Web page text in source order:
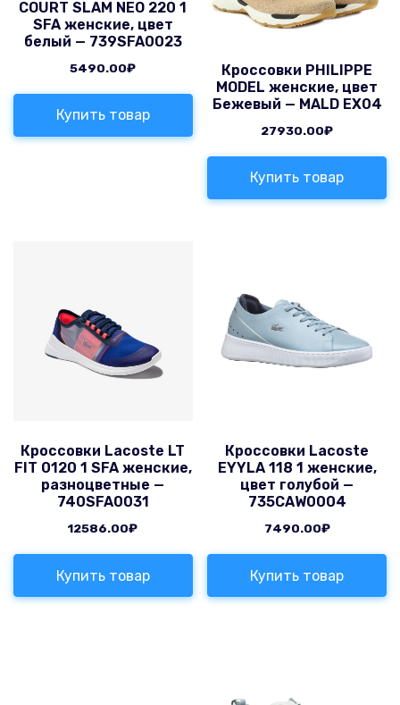
COURT SLAM NEO 220 1
SFA женские, цвет
белый — 739SFA0023
5490.00₽
Купить товар
Кроссовки PHILIPPE
MODEL женские, цвет
Бежевый — MALD EX04
27930.00₽
Купить товар
Кроссовки Lacoste LT
FIT 0120 1 SFA женские,
разноцветные —
740SFA0031
12586.00₽
Купить товар
Кроссовки Lacoste
EYYLA 118 1 женские,
цвет голубой —
735CAW0004
7490.00₽
Купить товар